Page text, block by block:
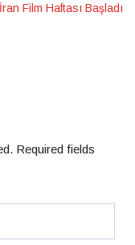
Film Haftası Başladı
Required fields